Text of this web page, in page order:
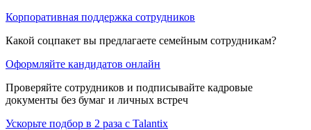
Корпоративная поддержка сотрудников
Какой соцпакет вы предлагаете семейным сотрудникам?
Оформляйте кандидатов онлайн
Проверяйте сотрудников и подписывайте кадровые
документы без бумаг и личных встреч
Ускорьте подбор в 2 раза с Talantix